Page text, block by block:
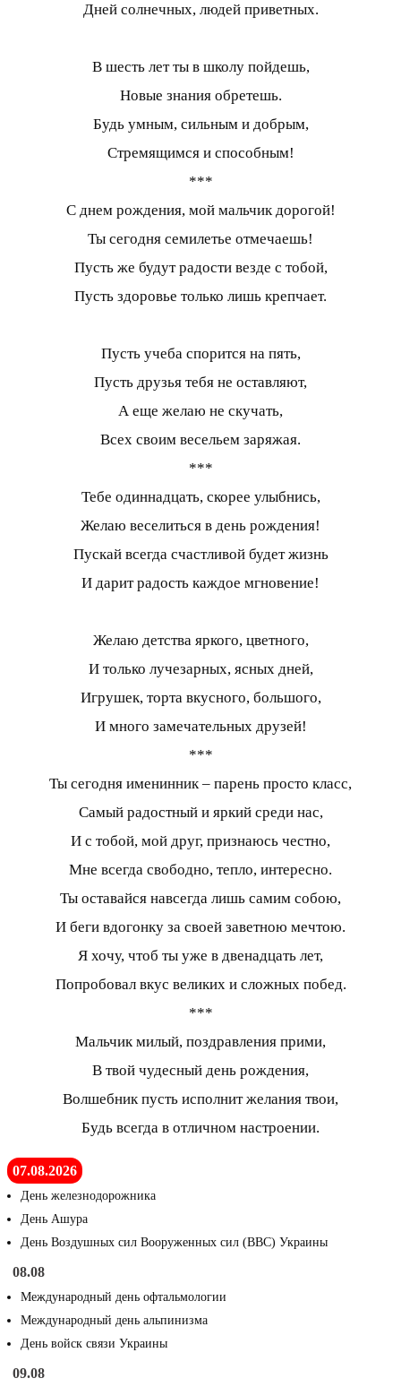
Дней солнечных, людей приветных.
В шесть лет ты в школу пойдешь,
Новые знания обретешь.
Будь умным, сильным и добрым,
Стремящимся и способным!
***
С днем рождения, мой мальчик дорогой!
Ты сегодня семилетье отмечаешь!
Пусть же будут радости везде с тобой,
Пусть здоровье только лишь крепчает.
Пусть учеба спорится на пять,
Пусть друзья тебя не оставляют,
А еще желаю не скучать,
Всех своим весельем заряжая.
***
Тебе одиннадцать, скорее улыбнись,
Желаю веселиться в день рождения!
Пускай всегда счастливой будет жизнь
И дарит радость каждое мгновение!
Желаю детства яркого, цветного,
И только лучезарных, ясных дней,
Игрушек, торта вкусного, большого,
И много замечательных друзей!
***
Ты сегодня именинник – парень просто класс,
Самый радостный и яркий среди нас,
И с тобой, мой друг, признаюсь честно,
Мне всегда свободно, тепло, интересно.
Ты оставайся навсегда лишь самим собою,
И беги вдогонку за своей заветною мечтою.
Я хочу, чтоб ты уже в двенадцать лет,
Попробовал вкус великих и сложных побед.
***
Мальчик милый, поздравления прими,
В твой чудесный день рождения,
Волшебник пусть исполнит желания твои,
Будь всегда в отличном настроении.
07.08.2026
День железнодорожника
День Ашура
День Воздушных сил Вооруженных сил (ВВС) Украины
08.08
Международный день офтальмологии
Международный день альпинизма
День войск связи Украины
09.08